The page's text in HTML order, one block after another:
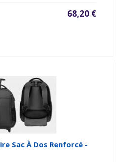
68,20 €
Sac À Dos Renforcé -